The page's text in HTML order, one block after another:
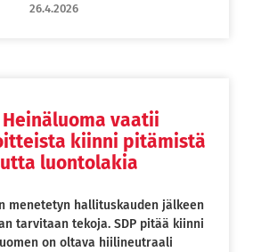
26.4.2026
Heinäluoma vaatii
kiinni pitämistä
luontolakia
menetetyn hallituskauden jälkeen
tarvitaan tekoja. SDP pitää kiinni
on oltava hiilineutraali